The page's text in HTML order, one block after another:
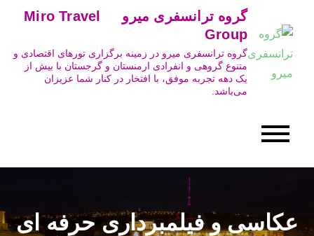
content
گروه ترانسفری میرو Miro Travel
Group
گروه ترانسفری میرو در زمینه برگزاری تورهای اقتصادی و
متنوع گروهی و انفرادی ارمنستان و گرجستان با بیش از
یک دهه تجربه موفق، با افتخار در کنار شما عزیزان
می‌باشد.
عکاسی و فیلمبرداری حرفه ای